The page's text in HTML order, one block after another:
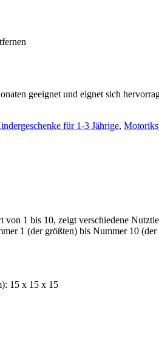
geeignet und eignet sich
für 1-3 Jährige,
von 1 bis 10, zeigt verschiedene
1 (der größten) bis Nummer 10 (der
15 x 15 x 15